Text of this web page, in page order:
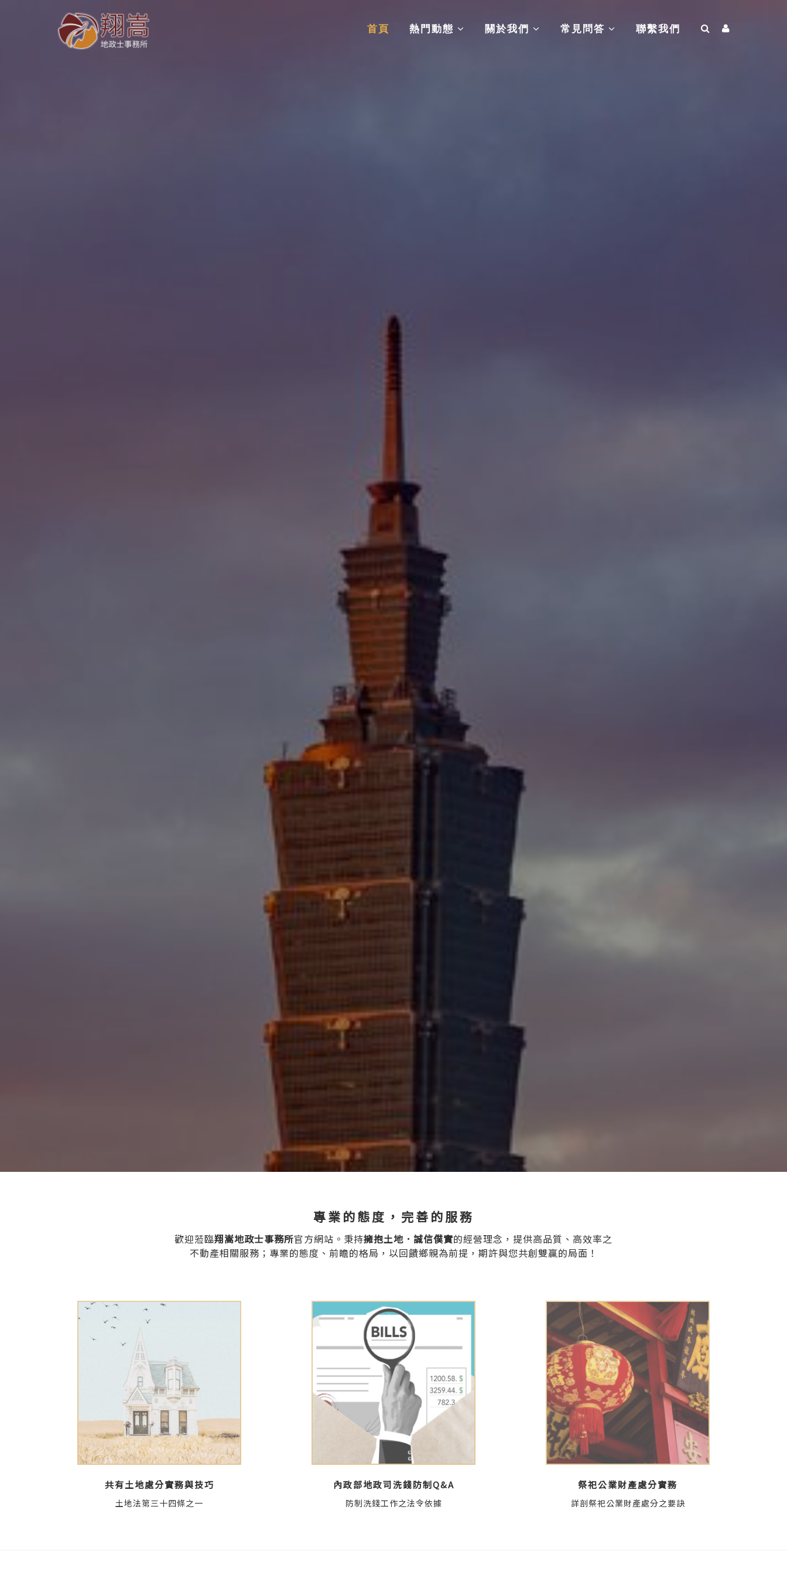
首頁 熱門動態 關於我們 常見問答 聯繫我們
專業的態度，完善的服務
歡迎蒞臨翔嵩地政士事務所官方網站。秉持擁抱土地．誠信僕實的經營理念，提供高品質、高效率之
不動產相關服務；專業的態度、前瞻的格局，以回饋鄉親為前提，期許與您共創雙贏的局面！
共有土地處分實務與技巧
土地法第三十四條之一
內政部地政司洗錢防制Q&A
防制洗錢工作之法令依據
祭祀公業財產處分實務
詳剖祭祀公業財產處分之要訣